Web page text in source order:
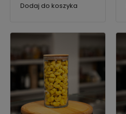
Dodaj do koszyka